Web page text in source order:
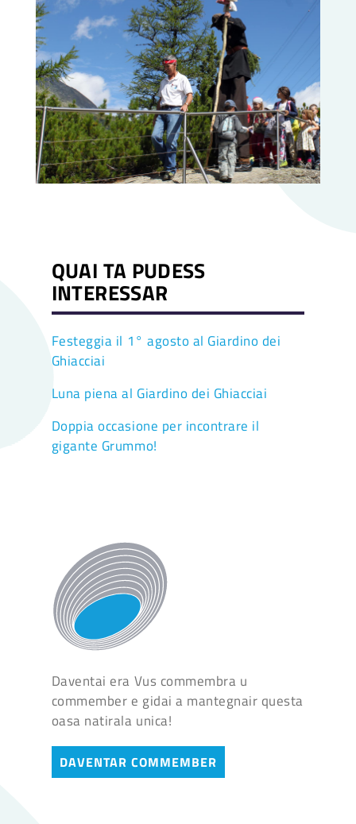
QUAI TA PUDESS
INTERESSAR
Festeggia il 1° agosto al Giardino dei
Ghiacciai
Luna piena al Giardino dei Ghiacciai
Doppia occasione per incontrare il
gigante Grummo!
Daventai era Vus commembra u
commember e gidai a mantegnair questa
oasa natirala unica!
DAVENTAR COMMEMBER